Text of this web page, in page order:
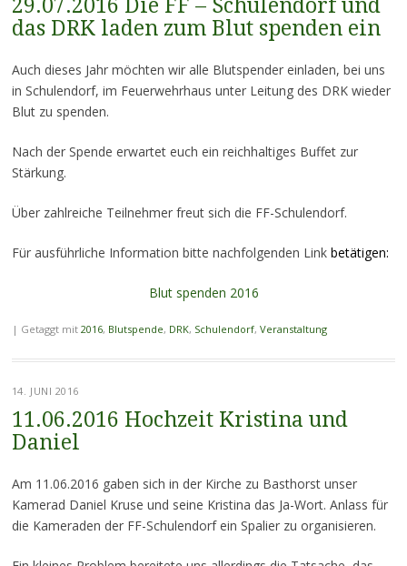
29.07.2016 Die FF – Schulendorf und
das DRK laden zum Blut spenden ein
Auch dieses Jahr möchten wir alle Blutspender einladen, bei uns
in Schulendorf, im Feuerwehrhaus unter Leitung des DRK wieder
Blut zu spenden.
Nach der Spende erwartet euch ein reichhaltiges Buffet zur
Stärkung.
Über zahlreiche Teilnehmer freut sich die FF-Schulendorf.
Für ausführliche Information bitte nachfolgenden Link betätigen:
Blut spenden 2016
| Getaggt mit 2016, Blutspende, DRK, Schulendorf, Veranstaltung
14. JUNI 2016
11.06.2016 Hochzeit Kristina und
Daniel
Am 11.06.2016 gaben sich in der Kirche zu Basthorst unser
Kamerad Daniel Kruse und seine Kristina das Ja-Wort. Anlass für
die Kameraden der FF-Schulendorf ein Spalier zu organisieren.